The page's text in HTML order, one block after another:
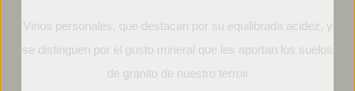
Vinos personales, que destacan por su equilibrada acidez, y
se distinguen por el gusto mineral que les aportan los suelos
de granito de nuestro terroir